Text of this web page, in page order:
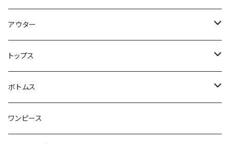
アウター
ジャケット・コート
トップス
スウェット・パーカー
カーディガン
ボトムス
スカート
ワンピース